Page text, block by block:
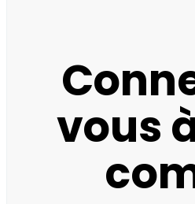
vous